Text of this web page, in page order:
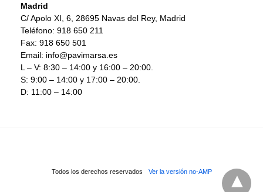
Madrid
C/ Apolo XI, 6, 28695 Navas del Rey, Madrid
Teléfono: 918 650 211
Fax: 918 650 501
Email: info@pavimarsa.es
L – V: 8:30 – 14:00 y 16:00 – 20:00.
S: 9:00 – 14:00 y 17:00 – 20:00.
D: 11:00 – 14:00
Todos los derechos reservados Ver la versión no-AMP